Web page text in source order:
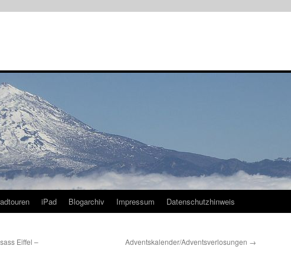
iPad Blogarchiv Impressum Datenschutzhinweis
Eiffel –
Adventskalender/Adventsverlosungen →